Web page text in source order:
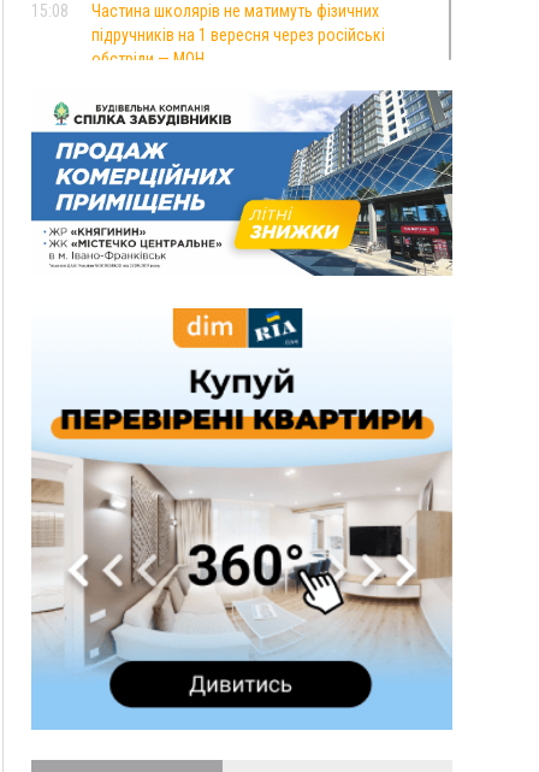
15:08
Частина школярів не матимуть фізичних
підручників на 1 вересня через російські
обстріли — МОН
На Рогатинщині рештки тварин спалювали
просто в полі: поліція розслідує отруєння
земель
13:25
Пірс, ігровий майданчик і зона для пікніків:
оголосили тендер на 7 мільйонів на
благоустрій Німецького озера
12:14
У Калуші на озері в міському парку масово
загинули качки та риба
600 тисяч за переправлення чоловіків до
На Прикарпатті через негоду сталися аварійні
вимкнення світла
10:43
За змову на тендері для Долинської лікарні
двох підприємців оштрафували на 272 тисячі
гривень
10:09
Яремчанський суд виніс вирок чоловіку, який
у Буковелі вкрав із супермаркету пляшку віскі
за 8,5 тисяч
09:53
В урочищі біля Галича археологи відкопали
давньоруську вагову гирку XII–XIII століть
09:39
У Франківську медики провели серію
складних операцій на аорті
07 Серпня
наїхав на хлопчика з велосипедом